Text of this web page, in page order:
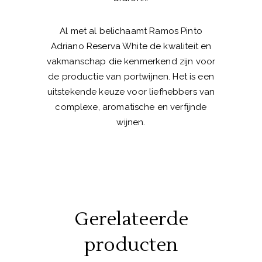
Al met al belichaamt Ramos Pinto
Adriano Reserva White de kwaliteit en
vakmanschap die kenmerkend zijn voor
de productie van portwijnen. Het is een
uitstekende keuze voor liefhebbers van
complexe, aromatische en verfijnde
wijnen.
Gerelateerde
producten